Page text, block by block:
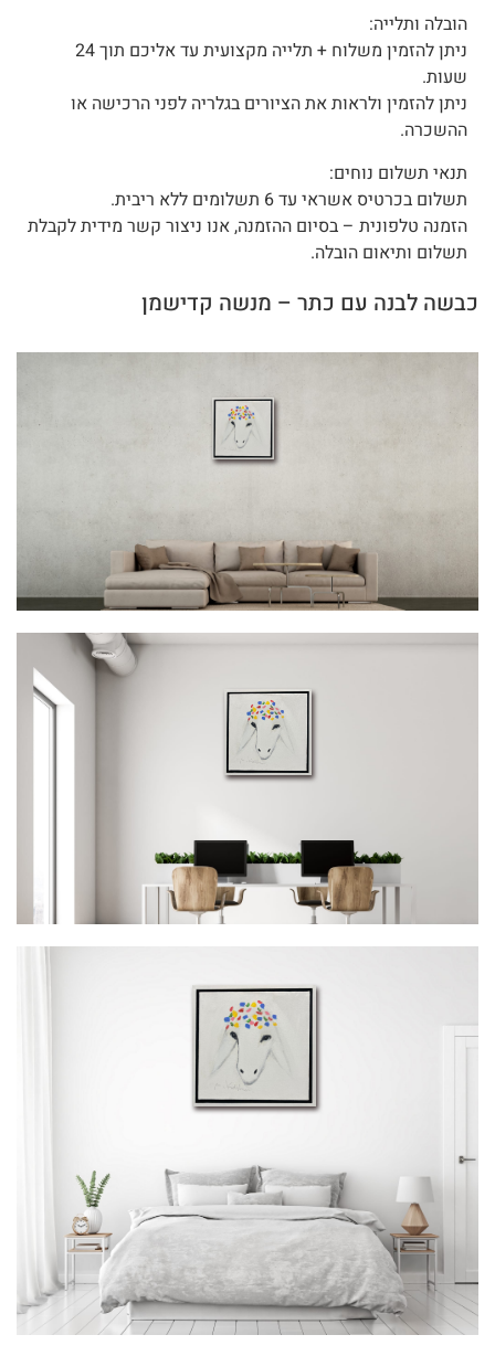
הובלה ותלייה:
ניתן להזמין משלוח + תלייה מקצועית עד אליכם תוך 24
שעות.
ניתן להזמין ולראות את הציורים בגלריה לפני הרכישה או
ההשכרה.
תנאי תשלום נוחים:
תשלום בכרטיס אשראי עד 6 תשלומים ללא ריבית.
הזמנה טלפונית – בסיום ההזמנה, אנו ניצור קשר מידית לקבלת
תשלום ותיאום הובלה.
כבשה לבנה עם כתר – מנשה קדישמן